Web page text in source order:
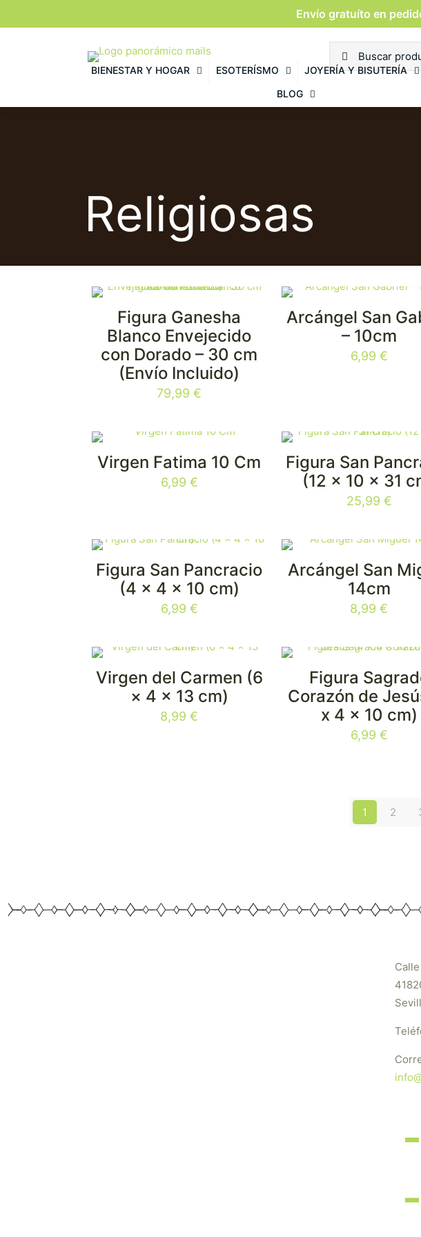
Envío gratuíto en
BIENESTAR Y HOGAR ESOTERÍSMO JOYERÍA Y BISUTERÍA
BLOG
Religiosas
¡NUEVO!
Figura Ganesha
Blanco Envejecido
con Dorado – 30 cm
(Envío Incluido)
79,99 €
Arcángel San
– 10cm
6,99 €
Virgen Fatima 10 Cm
6,99 €
Figura San
(12 x 10 x 31
25,99 €
Figura San Pancracio
(4 x 4 x 10 cm)
6,99 €
Arcángel San
14cm
8,99 €
Virgen del Carmen (6
× 4 × 13 cm)
8,99 €
Figura
Corazón de
x 4 x 10 cm)
6,99 €
1 2